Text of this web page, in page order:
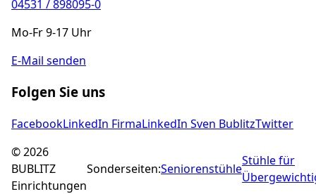
04531 / 898095-0
Mo-Fr 9-17 Uhr
E-Mail senden
Folgen Sie uns
FacebookLinkedIn FirmaLinkedIn Sven BublitzTwitter
©2026
BUBLITZ
Einrichtungen
Sonderseiten:Seniorenstühle
Stühle für